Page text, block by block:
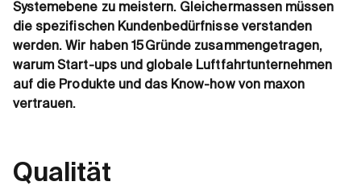
Systemebene zu meistern. Gleichermassen müssen
die spezifischen Kundenbedürfnisse verstanden
werden. Wir haben 15 Gründe zusammengetragen,
warum Start-ups und globale Luftfahrtunternehmen
auf die Produkte und das Know-how von maxon
vertrauen.
Qualität